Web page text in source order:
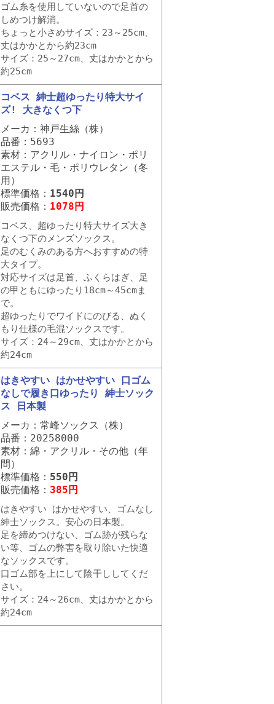
ゴム糸を使用していないので足首の
しめつけ解消。
ちょっと小さめサイズ：23～25cm、
丈はかかとから約23cm
サイズ：25～27cm、丈はかかとから
約25cm
コベス 紳士超ゆったり特大サイ
ズ! 大きなくつ下
メーカ：神戸生絲（株）
品番：5693
素材：アクリル・ナイロン・ポリ
エステル・毛・ポリウレタン（冬
用）
標準価格： 1540円
販売価格： 1078円
コベス、超ゆったり特大サイズ大き
なくつ下のメンズソックス。
足のむくみのある方へおすすめの特
大タイプ。
対応サイズは足首、ふくらはぎ、足
の甲ともにゆったり18cm～45cmま
で。
超ゆったりでワイドにのびる、ぬく
もり仕様の毛混ソックスです。
サイズ：24～29cm、丈はかかとから
約24cm
はきやすい はかせやすい 口ゴム
なしで履き口ゆったり 紳士ソック
ス 日本製
メーカ：常峰ソックス（株）
品番：20258000
素材：綿・アクリル・その他（年
間）
標準価格： 550円
販売価格： 385円
はきやすい はかせやすい、ゴムなし
紳士ソックス。安心の日本製。
足を締めつけない、ゴム跡が残らな
い等、ゴムの弊害を取り除いた快適
なソックスです。
口ゴム部を上にして陰干ししてくだ
さい。
サイズ：24～26cm、丈はかかとから
約24cm